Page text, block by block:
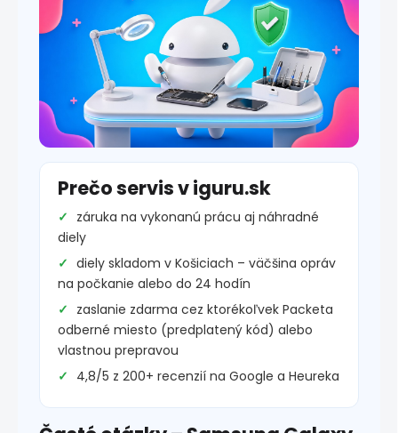
Prečo servis v iguru.sk
záruka na vykonanú prácu aj náhradné
diely
diely skladom v Košiciach – väčšina opráv
na počkanie alebo do 24 hodín
zaslanie zdarma cez ktorékoľvek Packeta
odberné miesto (predplatený kód) alebo
vlastnou prepravou
4,8/5 z 200+ recenzií na Google a Heureka